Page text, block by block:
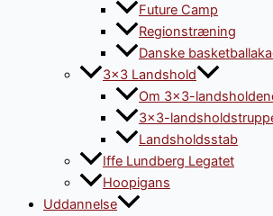
Future Camp
Regionstræning
Danske
3×3 Landshold
Om 3×3-
3×3-
Landsholdsstab
Iffe Lundberg Legatet
Hoopigans
Uddannelse